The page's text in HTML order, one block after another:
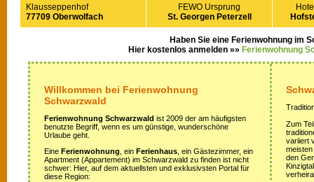
Klausseppenhof
77709 Oberwolfach
FEWO Ursprung
St. Georgen Peterzell
Haben Sie eine Ferienwohnung im
Hier kostenlos anmelden »» Ferienwohnung
Willkommen bei Ferienwohnung
Schwarzwald
Ferienwohnung Schwarzwald ist 2009 der am häufigsten
benutzte Begriff, wenn es um günstige, wunderschöne
Urlaube geht.
Eine Ferienwohnung , ein Ferienhaus , ein Gästezimmer, ein
Apartment (Appartement) im Schwarzwald zu finden ist nicht
schwer: Hier, auf dem aktuellsten und exklusivsten Portal für
diese Region:
Zum
variiert
den